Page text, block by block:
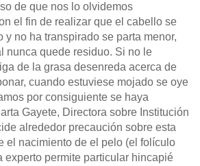
de que nos lo olvidemos
el fin de realizar que el cabello se
y no ha transpirado se parta menor,
nunca quede residuo. Si no le
de la grasa desenreda acerca de
cuando estuviese mojado se oye
por consiguiente se haya
Gayete, Directora sobre Institución
alrededor precaución sobre esta
el nacimiento de el pelo (el folículo
experto permite particular hincapié